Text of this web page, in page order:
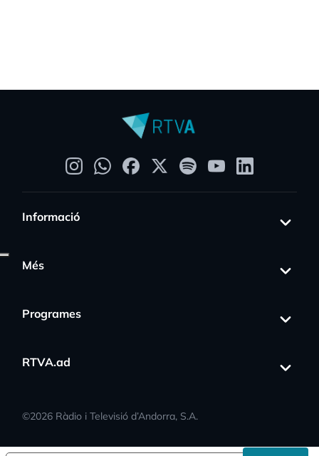
Informació
Més
Programes
RTVA.ad
©2026 Ràdio i Televisió d’Andorra, S.A.